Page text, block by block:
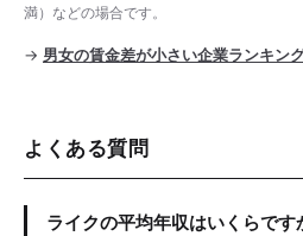
満）などの場合です。
→ 男女の賃金差が小さい企業ランキン
よくある質問
ライクの平均年収はいくらです